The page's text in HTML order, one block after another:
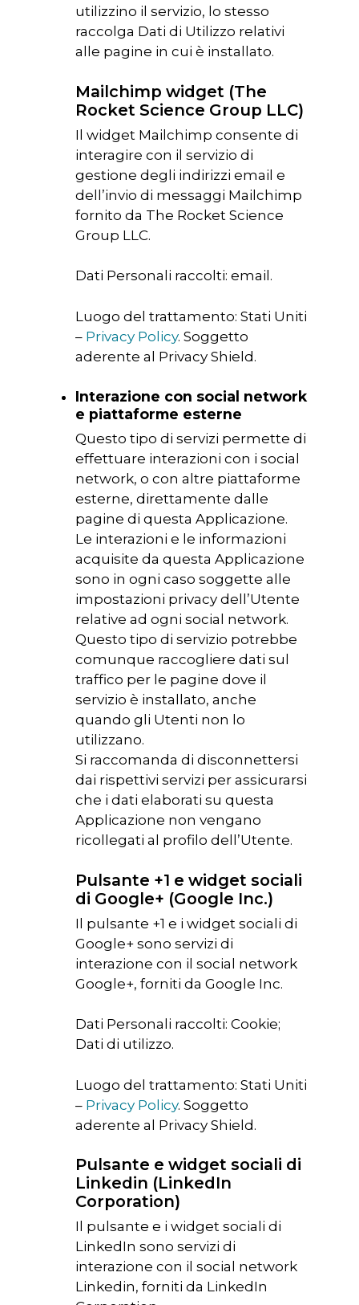
utilizzino il servizio, lo stesso
raccolga Dati di Utilizzo relativi
alle pagine in cui è installato.
Mailchimp widget (The
Rocket Science Group LLC)
Il widget Mailchimp consente di
interagire con il servizio di
gestione degli indirizzi email e
dell’invio di messaggi Mailchimp
fornito da The Rocket Science
Group LLC.
Dati Personali raccolti: email.
Luogo del trattamento: Stati Uniti
– Privacy Policy. Soggetto
aderente al Privacy Shield.
Interazione con social network
e piattaforme esterne
Questo tipo di servizi permette di
effettuare interazioni con i social
network, o con altre piattaforme
esterne, direttamente dalle
pagine di questa Applicazione.
Le interazioni e le informazioni
acquisite da questa Applicazione
sono in ogni caso soggette alle
impostazioni privacy dell’Utente
relative ad ogni social network.
Questo tipo di servizio potrebbe
comunque raccogliere dati sul
traffico per le pagine dove il
servizio è installato, anche
quando gli Utenti non lo
utilizzano.
Si raccomanda di disconnettersi
dai rispettivi servizi per assicurarsi
che i dati elaborati su questa
Applicazione non vengano
ricollegati al profilo dell’Utente.
Pulsante +1 e widget sociali
di Google+ (Google Inc.)
Il pulsante +1 e i widget sociali di
Google+ sono servizi di
interazione con il social network
Google+, forniti da Google Inc.
Dati Personali raccolti: Cookie;
Dati di utilizzo.
Luogo del trattamento: Stati Uniti
– Privacy Policy. Soggetto
aderente al Privacy Shield.
Pulsante e widget sociali di
Linkedin (LinkedIn
Corporation)
Il pulsante e i widget sociali di
LinkedIn sono servizi di
interazione con il social network
Linkedin, forniti da LinkedIn